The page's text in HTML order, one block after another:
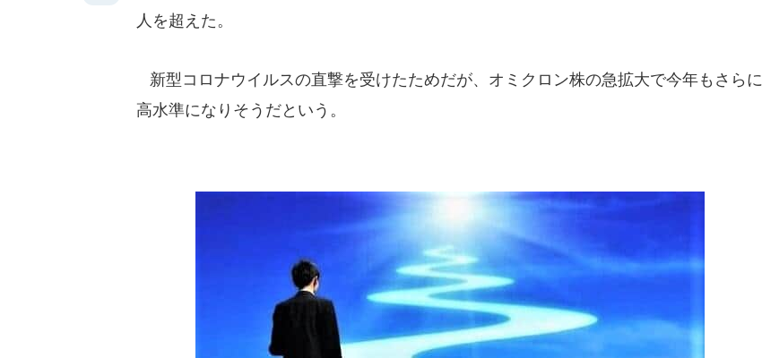
人を超えた。
新型コロナウイルスの直撃を受けたためだが、オミクロン株の急拡大で今年もさらに
高水準になりそうだという。